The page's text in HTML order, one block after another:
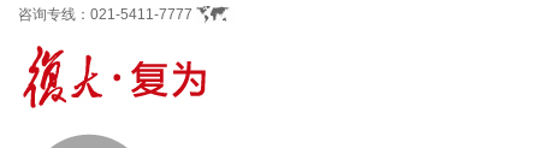
咨询专线： 021-5411-7777